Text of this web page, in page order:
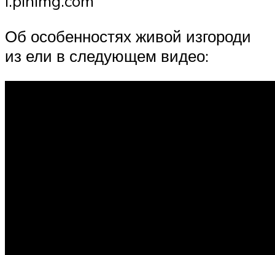
Об особенностях живой изгороди
из ели в следующем видео: